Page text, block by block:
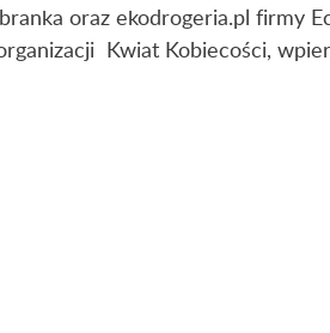
oraz ekodrogeria.pl firmy
Kwiat Kobiecości,